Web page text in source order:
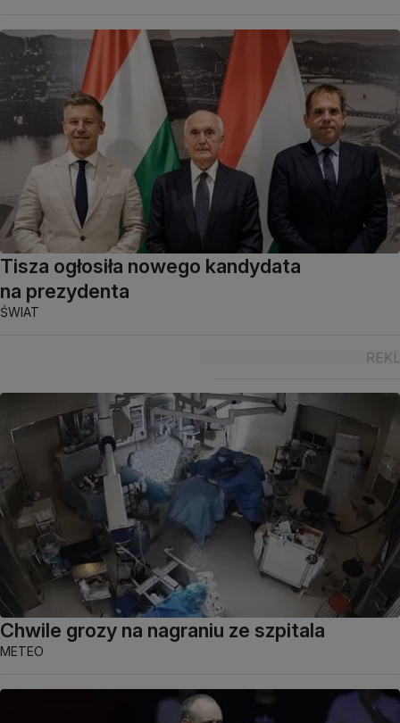
Tisza ogłosiła nowego kandydata
na prezydenta
ŚWIAT
Chwile grozy na nagraniu ze szpitala
METEO